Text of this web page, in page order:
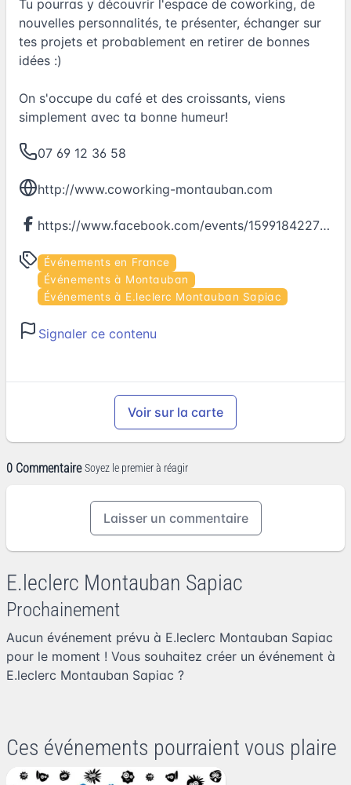
Tu pourras y découvrir l'espace de coworking, de
nouvelles personnalités, te présenter, échanger sur
tes projets et probablement en retirer de bonnes
idées :)
On s'occupe du café et des croissants, viens
simplement avec ta bonne humeur!
07 69 12 36 58
http://www.coworking-montauban.com
https://www.facebook.com/events/1599184227056859
Événements en France
Événements à Montauban
Événements à E.leclerc Montauban Sapiac
Signaler ce contenu
Voir sur la carte
0 Commentaire Soyez le premier à réagir
Laisser un commentaire
E.leclerc Montauban Sapiac
Prochainement
Aucun événement prévu à E.leclerc Montauban Sapiac
pour le moment ! Vous souhaitez créer un événement à
E.leclerc Montauban Sapiac ?
Ces événements pourraient vous plaire